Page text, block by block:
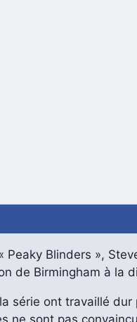
Peaky Blinders »,
de Birmingham à la
série ont travaillé dur